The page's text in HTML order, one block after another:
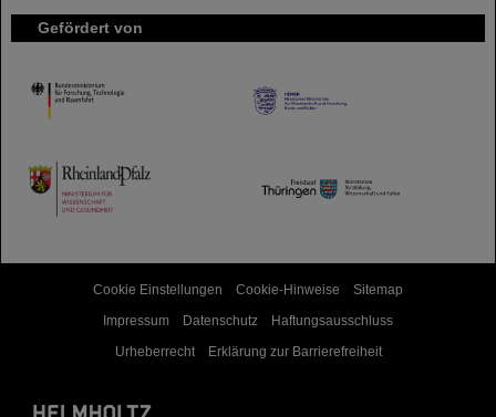
Gefördert von
HMWK
TMWWDG
Cookie Einstellungen Cookie-Hinweise
Sitemap
Impressum
Datenschutz
Haftungsausschluss
Urheberrecht
Erklärung zur Barrierefreiheit